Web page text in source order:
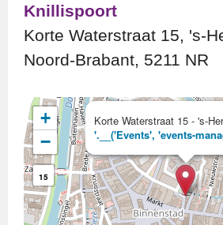
Knillispoort
Korte Waterstraat 15, 's-
Noord-Brabant, 5211 NR
Korte Waterstraat 15 - 's-
'.__('Events', 'events-
+
−
15